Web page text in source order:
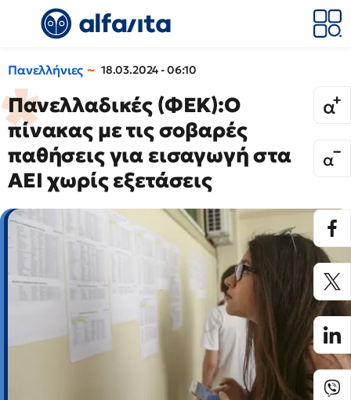
Πανελλήνιες 18.03.2024 - 06:10
Πανελλαδικές (ΦΕΚ):O
πίνακας με τις σοβαρές
παθήσεις για εισαγωγή στα
ΑΕΙ χωρίς εξετάσεις